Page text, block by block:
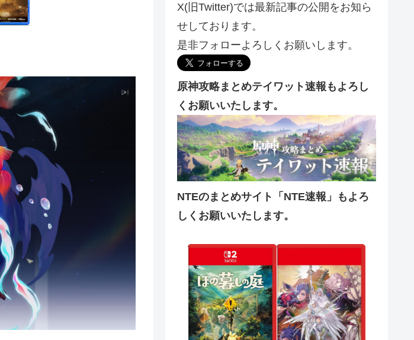
X(旧Twitter)では最新記事の公開をお知ら
せしております。
是非フォローよろしくお願いします。
原神攻略まとめテイワット速報もよろし
くお願いいたします。
NTEのまとめサイト「NTE速報」もよろ
しくお願いいたします。